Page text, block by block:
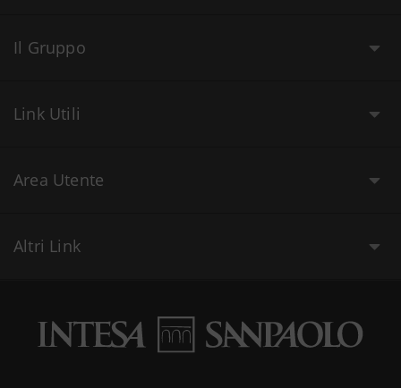
Il Gruppo
Link Utili
Area Utente
Altri Link